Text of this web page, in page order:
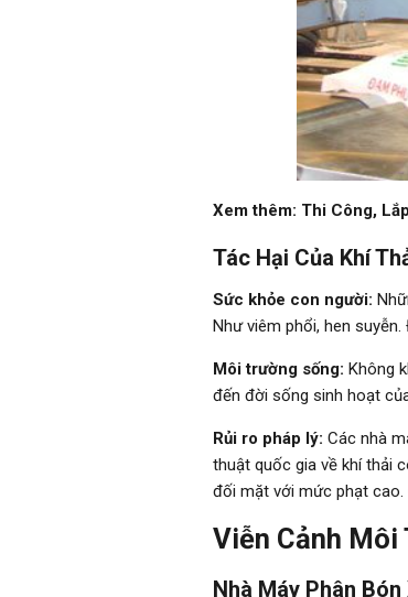
Xem thêm: Thi Công,
Tác Hại Của Khí
Sức khỏe con người:
Như viêm phổi, hen
Môi trường sống: Không
đến đời sống sinh hoạt
Rủi ro pháp lý: Các nhà
thuật quốc gia về khí thải
đối mặt với mức phạt
Viễn Cảnh Môi
Nhà Máy Phân